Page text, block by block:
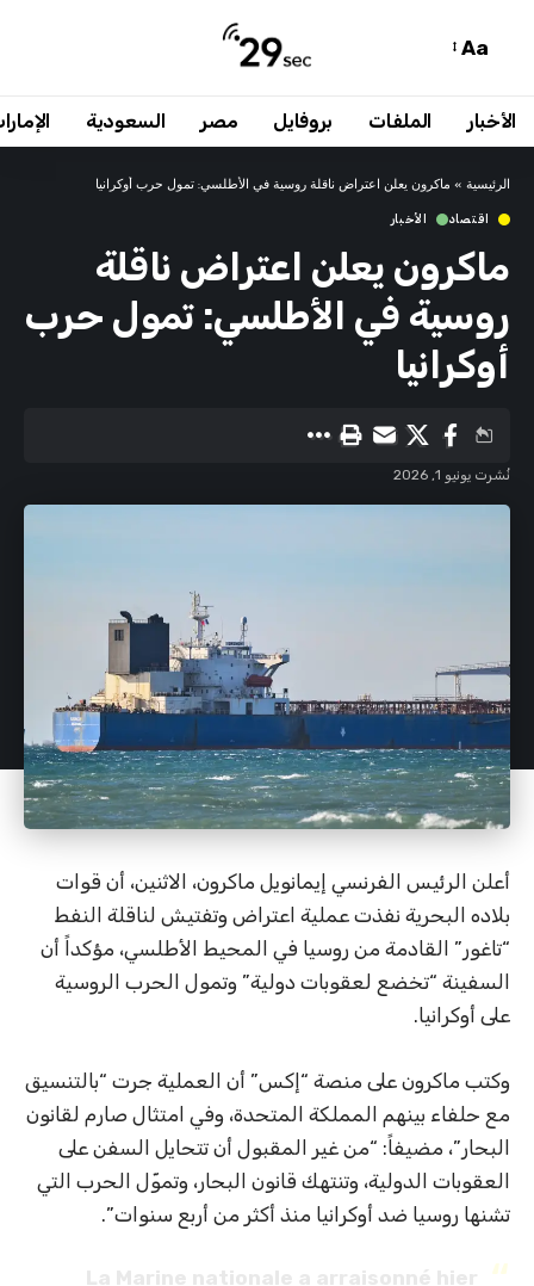
Aa
الأخبار الملفات بروفايل مصر السعودية
الرئيسية » ماكرون يعلن اعتراض ناقلة روسية في الأطلسي: تمول حرب أوكرانيا
اقتصاد الأخبار
ماكرون يعلن اعتراض ناقلة
روسية في الأطلسي: تمول حرب
أوكرانيا
نُشرت يونيو 1, 2026
أعلن الرئيس الفرنسي إيمانويل ماكرون، الاثنين، أن قوات
بلاده البحرية نفذت عملية اعتراض وتفتيش لناقلة النفط
“تاغور” القادمة من روسيا في المحيط الأطلسي، مؤكداً أن
السفينة “تخضع لعقوبات دولية” وتمول الحرب الروسية
على أوكرانيا.
وكتب ماكرون على منصة “إكس” أن العملية جرت “بالتنسيق
مع حلفاء بينهم المملكة المتحدة، وفي امتثال صارم لقانون
البحار”، مضيفاً: “من غير المقبول أن تتحايل السفن على
العقوبات الدولية، وتنتهك قانون البحار، وتموّل الحرب التي
تشنها روسيا ضد أوكرانيا منذ أكثر من أربع سنوات”.